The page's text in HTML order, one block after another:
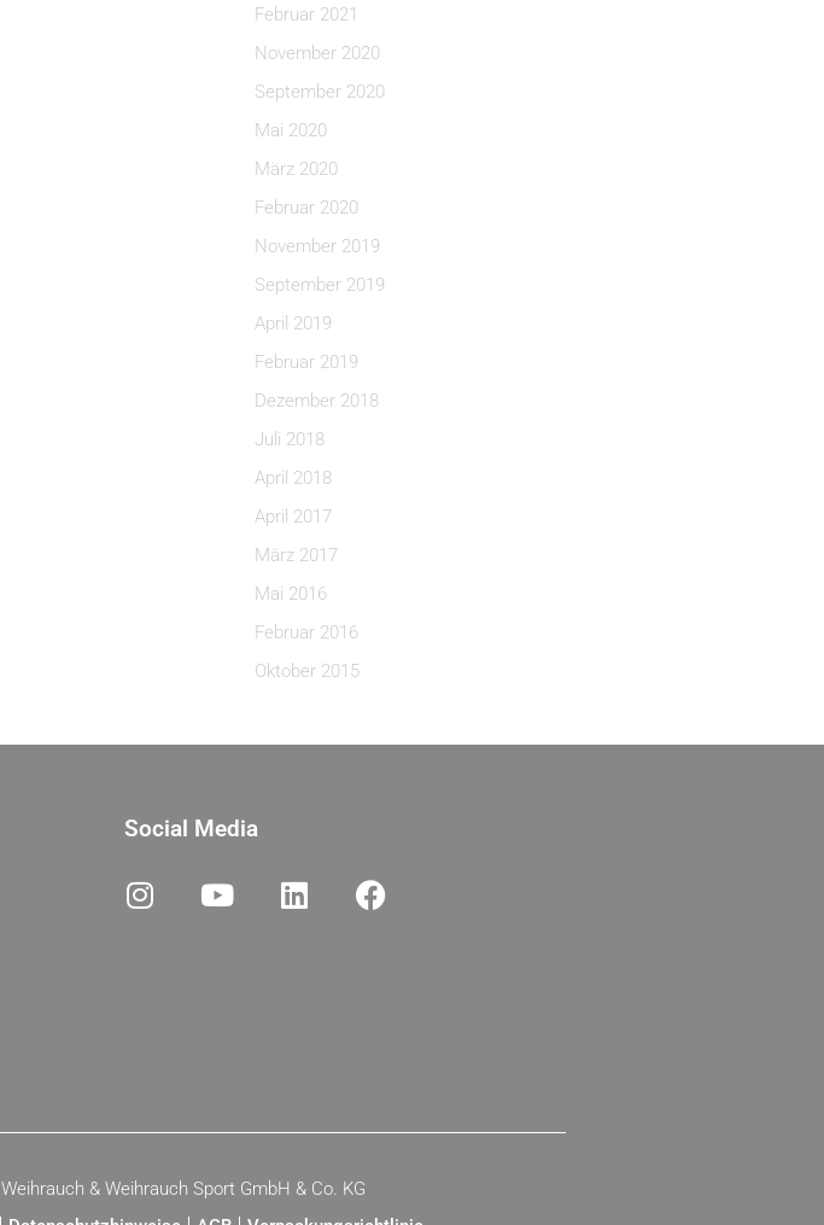
Februar 2021
November 2020
September 2020
Mai 2020
März 2020
Februar 2020
November 2019
September 2019
April 2019
Februar 2019
Dezember 2018
Juli 2018
April 2018
April 2017
März 2017
Mai 2016
Februar 2016
Oktober 2015
Social Media
Weihrauch & Weihrauch Sport GmbH & Co. KG